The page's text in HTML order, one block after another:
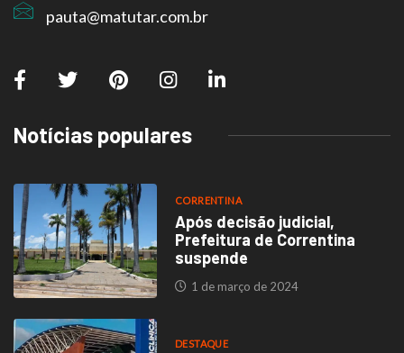
pauta@matutar.com.br
Notícias populares
CORRENTINA
Após decisão judicial,
Prefeitura de Correntina
suspende
1 de março de 2024
DESTAQUE